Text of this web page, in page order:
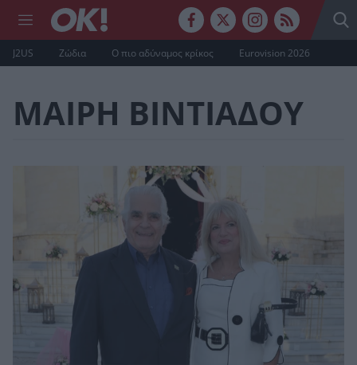
J2US Ζώδια Ο πιο αδύναμος κρίκος Eurovision 2026
ΜΑΙΡΗ ΒΙΝΤΙΑΔΟΥ